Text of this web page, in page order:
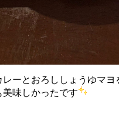
ーとおろししょうゆマヨ
味しかったです